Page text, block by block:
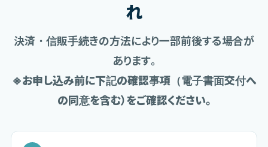
れ
決済・信販手続きの方法により一部前後する場合が
あります。
※お申し込み前に下記の確認事項（電子書面交付へ
の同意を含む）をご確認ください。